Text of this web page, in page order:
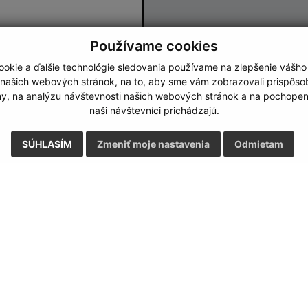
Používame cookies
a ďalšie technológie sledovania používame na zlepšenie
webových stránok, na to, aby sme vám zobrazovali
na analýzu návštevnosti našich webových stránok a na
naši návštevníci prichádzajú.
SÚHLASÍM Odmietam
Zmeniť moje nastavenia
Google reCaptcha Response
Odoslať správu